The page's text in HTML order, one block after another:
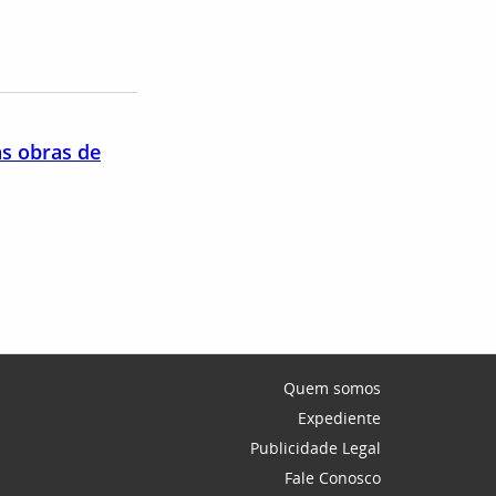
obras de
Quem somos
Expediente
Publicidade Legal
Fale Conosco